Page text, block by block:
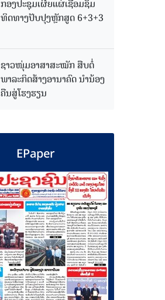
ກອງປະຊຸມເຜີຍແຜ່ເຊື່ອມຊຶມ
ທິດທາງປັບປຸງຫຼັກສູດ 6+3+3
ຊາວໜຸ່ມອາສາສະໝັກ ສືບຕໍ່
ພາລະກິດສ້າງອານາຄົດ ນໍານ້ອງ
ຄືນສູ່ໂຮງຮຽນ
EPaper